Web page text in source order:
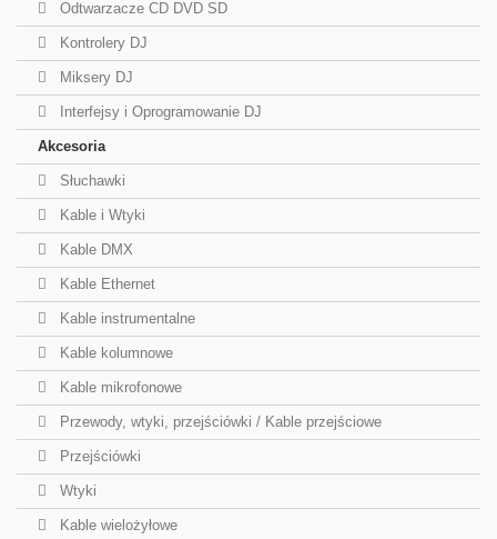
Odtwarzacze CD DVD SD
Kontrolery DJ
Miksery DJ
Interfejsy i Oprogramowanie DJ
Akcesoria
Słuchawki
Kable i Wtyki
Kable DMX
Kable Ethernet
Kable instrumentalne
Kable kolumnowe
Kable mikrofonowe
Przewody, wtyki, przejściówki / Kable przejściowe
Przejściówki
Wtyki
Kable wielożyłowe